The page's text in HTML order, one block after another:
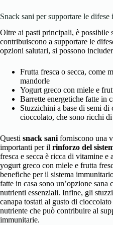
Snack sani per supportare le difese
Oltre ai pasti principali, è possibile
contribuiscono a supportare le
opzioni salutari, si possono
Frutta fresca o secca, come
mandorle
Yogurt greco con miele e
Barrette energetiche fatte in
Stuzzichini a base di semi di
cioccolato, che sono ricchi
Questi snack saniforniscono una
importanti per il rinforzo del
fresca e secca è ricca di vitamine e
yogurt greco con miele e frutta
benefiche per il sistema
fatte in casa sono un’opzione sana
nutrienti essenziali. Infine, gli
canapa tostati al gusto di
nutriente che può contribuire al
immunitarie.